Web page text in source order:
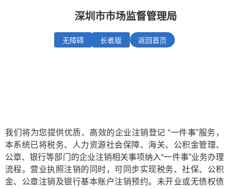
深圳市市场监督管理局
无障碍 长者版 返回首页
我们将为您提供优质、高效的企业注销登记 “一件事”服务，
本系统已将税务、人力资源社会保障、海关、公积金管理、
公章、银行等部门的企业注销相关事项纳入“一件事”业务办理
流程。营业执照注销的同时，可同步实现税务、社保、公积
金、公章注销及银行基本账户注销预约。未开业或无债权债